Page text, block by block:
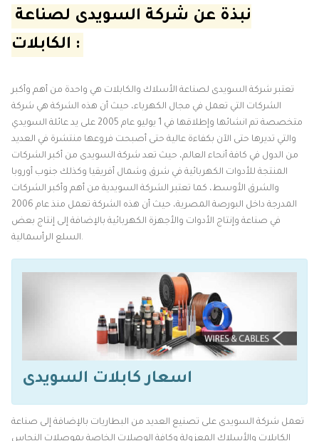
نبذة عن شركة السويدى لصناعة
الكابلات :
تعتبر شركة السويدى لصناعة الأسلاك والكابلات هي واحدة من أهم وأكبر
الشركات التي تعمل في مجال الكهرباء، حيث أن هذه الشركة هي شركة
متخصصة تم انشائها وإطلاقها في 1 يوليو عام 2005 على يد عائلة السويدي
والتي تديرها حتى الآن بكفاءة عالية حتى أصبحت فروعها منتشرة في العديد
من الدول في كافة أنحاء العالم، حيث تعد شركة السويدى من أكبر الشركات
المنتجة للأدوات الكهربائية في شرق وشمال أفريقيا وكذلك جنوب أوروبا
والشرق الأوسط، كما تعتبر الشركة السويدية من أهم وأكبر الشركات
المدرجة داخل البورصة المصرية، حيث أن هذه الشركة تعمل منذ عام 2006
في صناعة وإنتاج الأدوات والأجهزة الكهربائية بالإضافة إلى إنتاج بعض
السلع الرأسمالية.
اسعار كابلات السويدى
تعمل شركة السويدى على تصنيع العديد من البطاريات بالإضافة إلى صناعة
الكابلات والأسلاك المعزولة وكافة الوصلات الخاصة بموصلات النحاس